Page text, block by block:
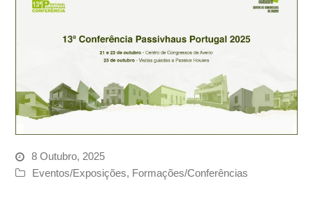
8 Outubro, 2025
Eventos/Exposições, Formações/Conferências